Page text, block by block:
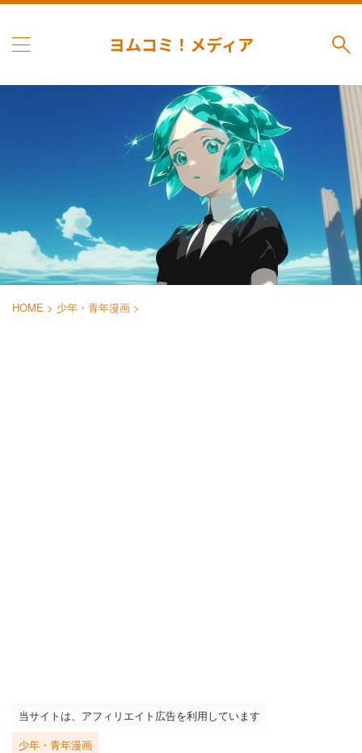
ヨムコミ！メディア
HOME > 少年・青年漫画 >
当サイトは、アフィリエイト広告を利用しています
少年・青年漫画